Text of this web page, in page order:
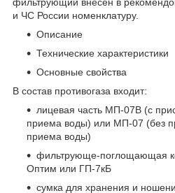
и ЧС России номенклатуру.
Описание
Технические характеристики
Основные свойства
В состав противогаза входит:
лицевая часть МП-07В (с
приема воды) или МП-07 (без
приема воды)
фильтрующе-поглощающая
Оптим или ГП-7кБ
сумка для хранения и